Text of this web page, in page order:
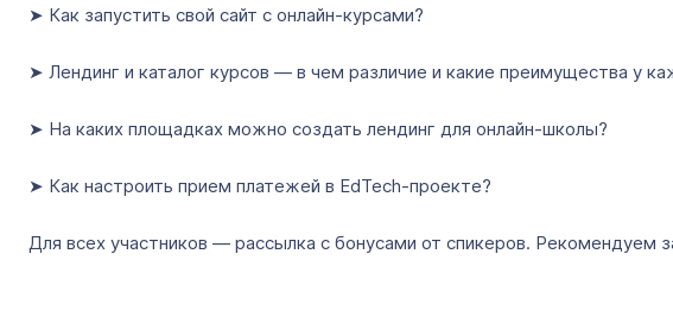
➤ Как запустить свой сайт с онлайн-курсами?
➤ Лендинг и каталог курсов — в чем различие и какие преимущества у
➤ На каких площадках можно создать лендинг для онлайн-школы?
➤ Как настроить прием платежей в EdTech-проекте?
Для всех участников — рассылка с бонусами от спикеров. Рекомендуем